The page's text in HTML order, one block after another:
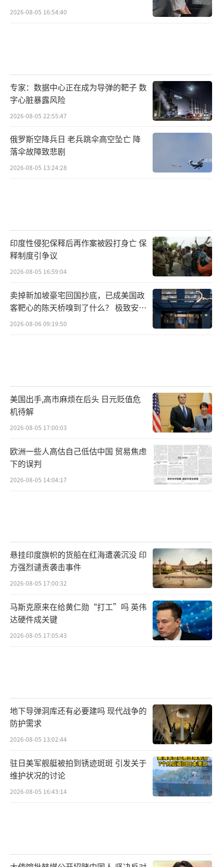
2026-08-05 16:54:40
专家：数据中心正在成为导弹的靶子 数
字心脏暴露风险
2026-08-05 22:55:47
俄罗斯空降兵日 老兵跳伞高空坠亡 降
落伞故障致悲剧
2026-08-05 13:24:28
印度性侵犯保释后再作案被殴打身亡 保
释制度引争议
2026-08-05 16:59:04
卖掉新加坡豪宅回国抄底，已成美国政
客靶心的陈天桥嗅到了什么？ 极致安全
的追寻
2026-08-06 09:19:50
美国出手,高市麻烦在后头 日元贬值危
机待解
2026-08-05 17:00:03
欧洲一些人高估自己低估中国 贸易焦虑
下的误判
2026-08-05 14:04:17
悬挂印度旗帜的货船在红海遭袭沉没 印
方强烈谴责袭击事件
2026-08-05 17:00:32
马斯克原来在给黄仁勋“打工”吗 英伟
达硬件成关键
2026-08-05 17:05:43
地下导弹洞库还有必要建吗 现代战争的
防护需求
2026-08-05 13:02:44
驻日美军舰艇被拍到锈迹斑斑 引发关于
维护状况的讨论
2026-08-05 16:43:14